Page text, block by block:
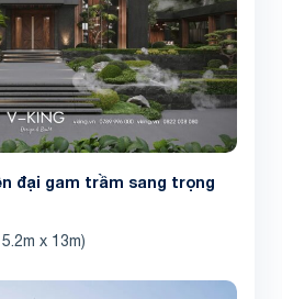
đại gam trầm sang trọng
x 13m)